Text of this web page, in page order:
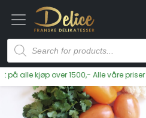
kjøp over 1500,- Alle våre priser